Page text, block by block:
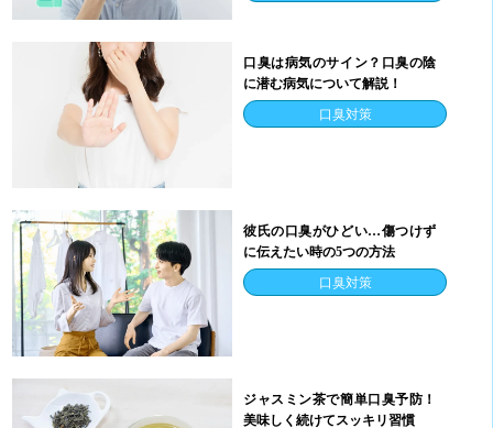
口臭は病気のサイン？口臭の陰
に潜む病気について解説！
口臭対策
彼氏の口臭がひどい…傷つけず
に伝えたい時の5つの方法
口臭対策
ジャスミン茶で簡単口臭予防！
美味しく続けてスッキリ習慣